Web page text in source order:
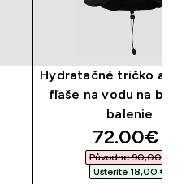
Hydratačné tričko a 2
fľaše na vodu na beh
balenie
72.00€‎
Původne 90,00 €‎
Ušteríte 18,00 €‎